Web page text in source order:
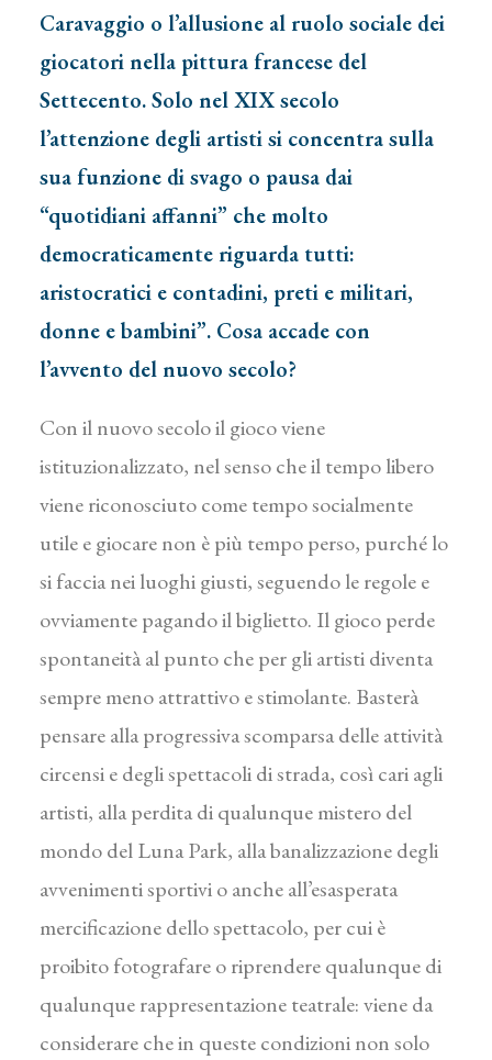
Caravaggio o l’allusione al ruolo sociale dei
giocatori nella pittura francese del
Settecento. Solo nel XIX secolo
l’attenzione degli artisti si concentra sulla
sua funzione di svago o pausa dai
“quotidiani affanni” che molto
democraticamente riguarda tutti:
aristocratici e contadini, preti e militari,
donne e bambini”. Cosa accade con
l’avvento del nuovo secolo?
Con il nuovo secolo il gioco viene
istituzionalizzato, nel senso che il tempo libero
viene riconosciuto come tempo socialmente
utile e giocare non è più tempo perso, purché lo
si faccia nei luoghi giusti, seguendo le regole e
ovviamente pagando il biglietto. Il gioco perde
spontaneità al punto che per gli artisti diventa
sempre meno attrattivo e stimolante. Basterà
pensare alla progressiva scomparsa delle attività
circensi e degli spettacoli di strada, così cari agli
artisti, alla perdita di qualunque mistero del
mondo del Luna Park, alla banalizzazione degli
avvenimenti sportivi o anche all’esasperata
mercificazione dello spettacolo, per cui è
proibito fotografare o riprendere qualunque di
qualunque rappresentazione teatrale: viene da
considerare che in queste condizioni non solo